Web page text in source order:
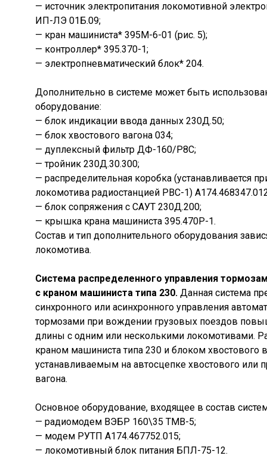
— источник электропитания локомотивной
ИП-ЛЭ 01Б.09;
— кран машиниста* 395М-6-01 (рис. 5);
— контроллер* 395.370-1;
— электропневматический блок* 204.
Дополнительно в системе может быть
оборудование:
— блок индикации ввода данных 230Д.50;
— блок хвостового вагона 034;
— дуплексный фильтр ДФ-160/Р8С;
— тройник 230Д.30.300;
— распределительная коробка (устанавливается
локомотива радиостанцией РВС-1)
— блок сопряжения с САУТ 230Д.200;
— крышка крана машиниста 395.470Р-1.
Состав и тип дополнительного оборудования
локомотива.
Система распределенного управления
с краном машиниста типа 230. Данная система
синхронного или асинхронного управления
тормозами при вождении грузовых поездов
длины с одним или несколькими локомотивами.
краном машиниста типа 230 и блоком хвостового
устанавливаемым на автосцепке хвостового или
вагона.
Основное оборудование, входящее в состав
— радиомодем ВЭБР 160\35 ТМВ-5;
— модем РУТП А174.467752.015;
— локомотивный блок питания БПЛ-75-12.